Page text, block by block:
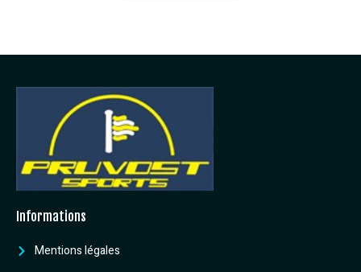
Informations
Mentions légales